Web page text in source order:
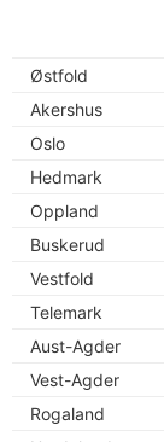
Østfold
Akershus
Oslo
Hedmark
Oppland
Buskerud
Vestfold
Telemark
Aust-Agder
Vest-Agder
Rogaland